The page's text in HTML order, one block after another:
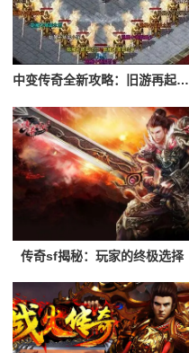
中变传奇全新攻略：旧游再起，谁是最强霸主
传奇sf揭秘：玩家的终极选择